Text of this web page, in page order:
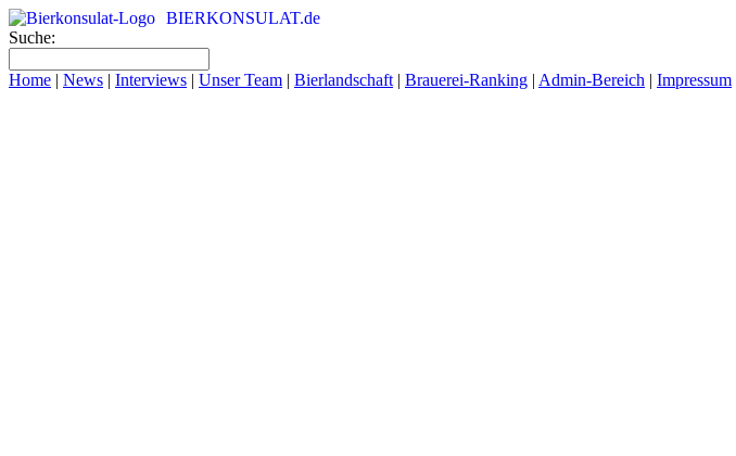
BIERKONSULAT.de
Suche:
Home | News | Interviews | Unser Team | Bierlandschaft | Brauerei-Ranking | Admin-Bereich | Impressum